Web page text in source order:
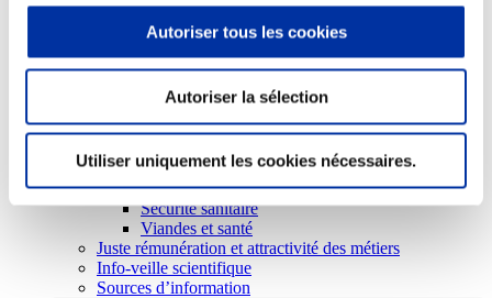
Autoriser tous les cookies
Autoriser la sélection
Utiliser uniquement les cookies nécessaires.
Consommation
Sécurité sanitaire
Viandes et santé
Juste rémunération et attractivité des métiers
Info-veille scientifique
Sources d’information